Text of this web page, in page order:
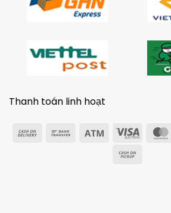
Thanh toán linh hoạt
Cash
Bank
Atm
Visa